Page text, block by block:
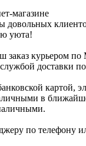
магазине
довольных
уюта!
заказ курьером
доставки
картой,
в
по телефону